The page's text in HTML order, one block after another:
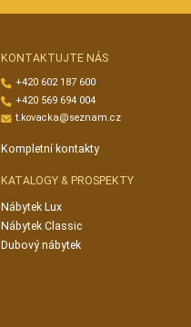
KONTAKTUJTE NÁS
+420 602 187 600
+420 569 694 004
t.kovacka@seznam.cz
Kompletní kontakty
KATALOGY & PROSPEKTY
Nábytek Lux
Nábytek Classic
Dubový nábytek